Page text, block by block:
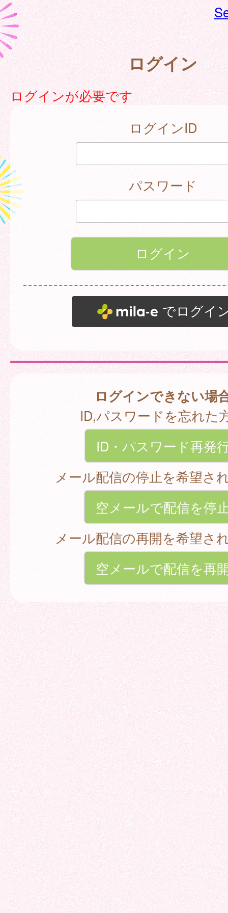
ログイン
ログインが必要です
ログインID
パスワード
でログイ
ログインできない場
ID,パスワードを忘れた
ID・パスワード再発
メール配信の停止を希望さ
空メールで配信を停
メール配信の再開を希望さ
空メールで配信を再